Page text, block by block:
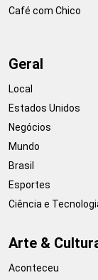
Café com Chico
Geral
Local
Estados Unidos
Negócios
Mundo
Brasil
Esportes
Ciência e
Arte &
Aconteceu